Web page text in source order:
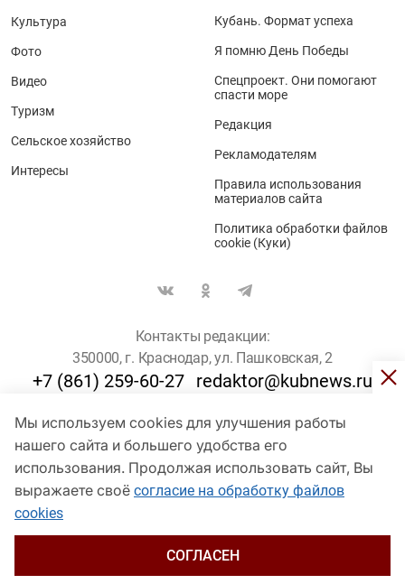
Мы используем cookies для улучшения работы
нашего сайта и большего удобства его
использования. Продолжая использовать сайт, Вы
выражаете своё согласие на обработку файлов
cookies
СОГЛАСЕН
Культура
Фото
Видео
Туризм
Сельское хозяйство
Интересы
Кубань. Формат успеха
Я помню День Победы
Спецпроект. Они помогают
спасти море
Редакция
Рекламодателям
Правила использования
материалов сайта
Политика обработки файлов
cookie (Куки)
Контакты редакции:
350000, г. Краснодар, ул. Пашковская, 2
+7 (861) 259-60-27 redaktor@kubnews.ru
Для пользователей старше 16 лет
© Кубанские Новости, 2017
Сетевое издание «kubnews» зарегистрировано Федеральной
службой по надзору в сфере связи, информационных технологий
и массовых коммуникаций (Роскомнадзор). Регистрационный
Пашковская, 2). Главный редактор – Филиппов О. Ю.